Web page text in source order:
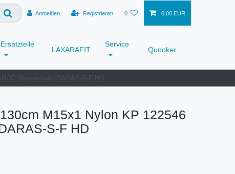
Anmelden Registrieren 0 0,00 EUR
Ersatzteile
LAXARAFIT
Service
Quooker
M15x1 Nylon KP 122546
S-F HD